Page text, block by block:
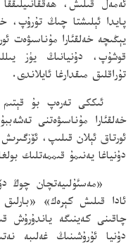
ئەمەل قىلىش،
پايدا ئېلىشتا چىڭ تۇرۇپ،
يېڭىچە خەلقئارا مۇناسىۋەت
قوشۇپ، دۇنيانىڭ يۈز
تۇراقلىق مىقدارغا ئايلاندى.
ئىككى تەرەپ بۇ
خەلقئارا مۇناسىۋەتنى
ئورتاق ئېلان قىلىپ،
دۇنياغا يەنىمۇ قىممەتلىك
«مەسئۇلىيەتچان چوڭ
ئادا قىلىش كېرەك»
دۇنيا ئۇرۇشىنىڭ غەلىبە